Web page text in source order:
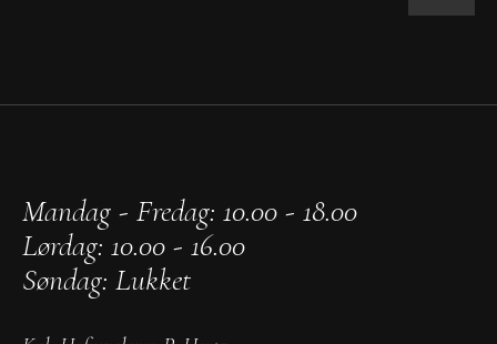
Mandag - Fredag: 10.00 - 18.00
Lørdag: 10.00 - 16.00
Søndag: Lukket